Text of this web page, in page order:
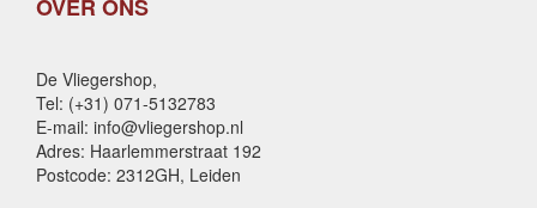
OVER ONS
De Vliegershop,
Tel: (+31) 071-5132783
E-mail: info@vliegershop.nl
Adres: Haarlemmerstraat 192
Postcode: 2312GH, Leiden